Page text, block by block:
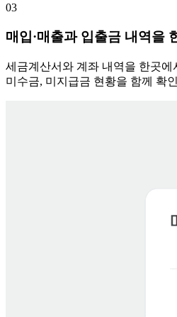
03
매입·매출과 입출금 내역을
세금계산서와 계좌 내역을 한곳에
미수금, 미지급금 현황을 함께 확